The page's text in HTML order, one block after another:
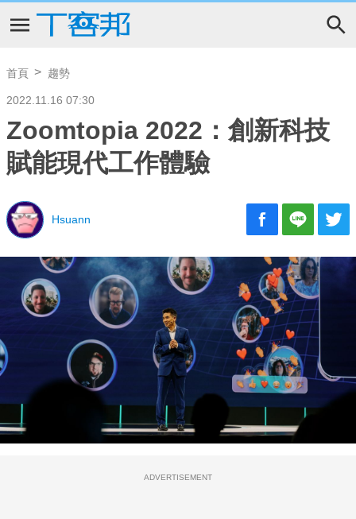
首頁 趨勢
2022.11.16 07:30
Zoomtopia 2022：創新科技
賦能現代工作體驗
Hsuann
ADVERTISEMENT